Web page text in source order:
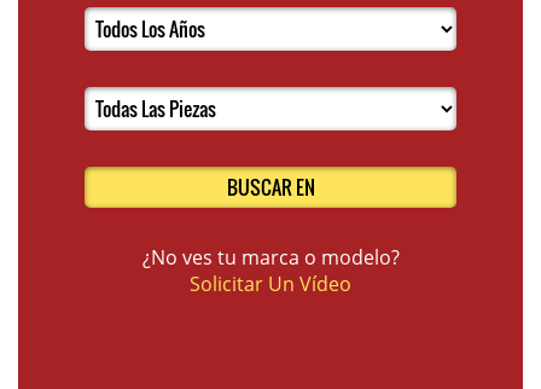
BUSCAR EN
¿No ves tu marca o modelo?
Solicitar Un Vídeo